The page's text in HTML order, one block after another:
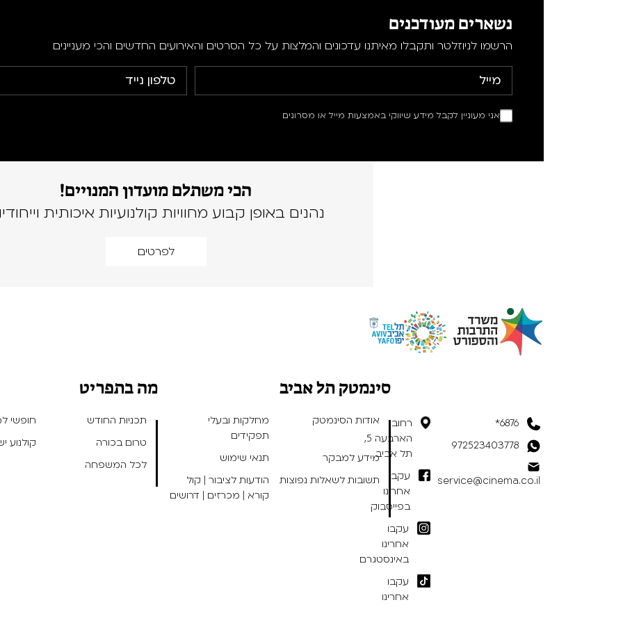
נשארים מעודכנים
הרשמו לניוזלטר ותקבלו מאיתנו עדכונים והמלצות על כל הסרטים והאירועים החדשים והכי מעניינים
אני מעוניין לקבל מידע שיווקי באמצעות מייל או מסרונים
הכי משתלם מועדון המנויים!
נהנים באופן קבוע מחוויות קולנועיות איכותית
לפרטים
6876*
972523403778
service@cinema.co.il
רחוב
הארבעה 5,
תל אביב
עקבו
אחרינו
בפייסבוק
עקבו
אחרינו
באינסטגרם
עקבו
אחרינו
סינמטק תל אביב
אודות הסינמטק
מחלקות ובעלי
תפקידים
מידע למבקר
תנאי שימוש
תשובות לשאלות נפוצות
הודעות לציבור | קול
קורא | מכרזים | דרושים
מה בתפריט
תכניות החודש
חופשי
טרום בכורה
קולנוע
לכל המשפחה